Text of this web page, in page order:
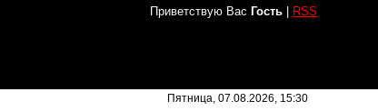
Приветствую Вас Гость| RSS
Пятница, 07.08.2026, 15:30